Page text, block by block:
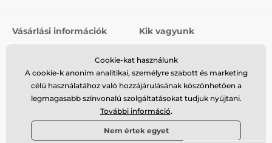
Vásárlási információk
Szállítás
Visszaküldés és reklamáció
Kik vagyunk
Elérhetőségek
Együttműködés a
Galamodinóval
Cookie-kat használunk
A cookie-k anonim analitikai, személyre szabott és marketing
célú használatához való hozzájárulásának köszönhetően a
legmagasabb színvonalú szolgáltatásokat tudjuk nyújtani.
További információ.
Nem értek egyet